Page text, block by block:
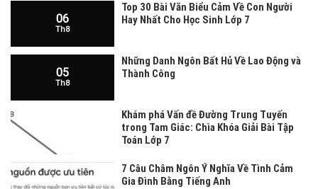
06
Th8
Top 30 Bài Văn Biểu Cảm Về Con Người
Hay Nhất Cho Học Sinh Lớp 7
05
Th8
Những Danh Ngôn Bất Hủ Về Lao Động và
Thành Công
Khám phá Vấn đề Đường Trung Tuyến
trong Tam Giác: Chìa Khóa Giải Bài Tập
Toán Lớp 7
7 Câu Châm Ngôn Ý Nghĩa Về Tình Cảm
Gia Đình Bằng Tiếng Anh